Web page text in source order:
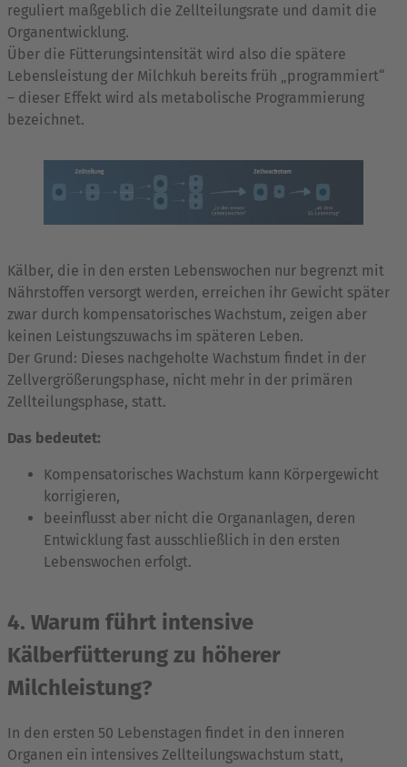
reguliert maßgeblich die Zellteilungsrate und damit die
Organentwicklung.
Über die Fütterungsintensität wird also die spätere
Lebensleistung der Milchkuh bereits früh „programmiert“
– dieser Effekt wird als metabolische Programmierung
bezeichnet.
Kälber, die in den ersten Lebenswochen nur begrenzt mit
Nährstoffen versorgt werden, erreichen ihr Gewicht später
zwar durch kompensatorisches Wachstum, zeigen aber
keinen Leistungszuwachs im späteren Leben.
Der Grund: Dieses nachgeholte Wachstum findet in der
Zellvergrößerungsphase, nicht mehr in der primären
Zellteilungsphase, statt.
Das bedeutet:
Kompensatorisches Wachstum kann Körpergewicht
korrigieren,
beeinflusst aber nicht die Organanlagen, deren
Entwicklung fast ausschließlich in den ersten
Lebenswochen erfolgt.
4. Warum führt intensive
Kälberfütterung zu höherer
Milchleistung?
In den ersten 50 Lebenstagen findet in den inneren
Organen ein intensives Zellteilungswachstum statt,